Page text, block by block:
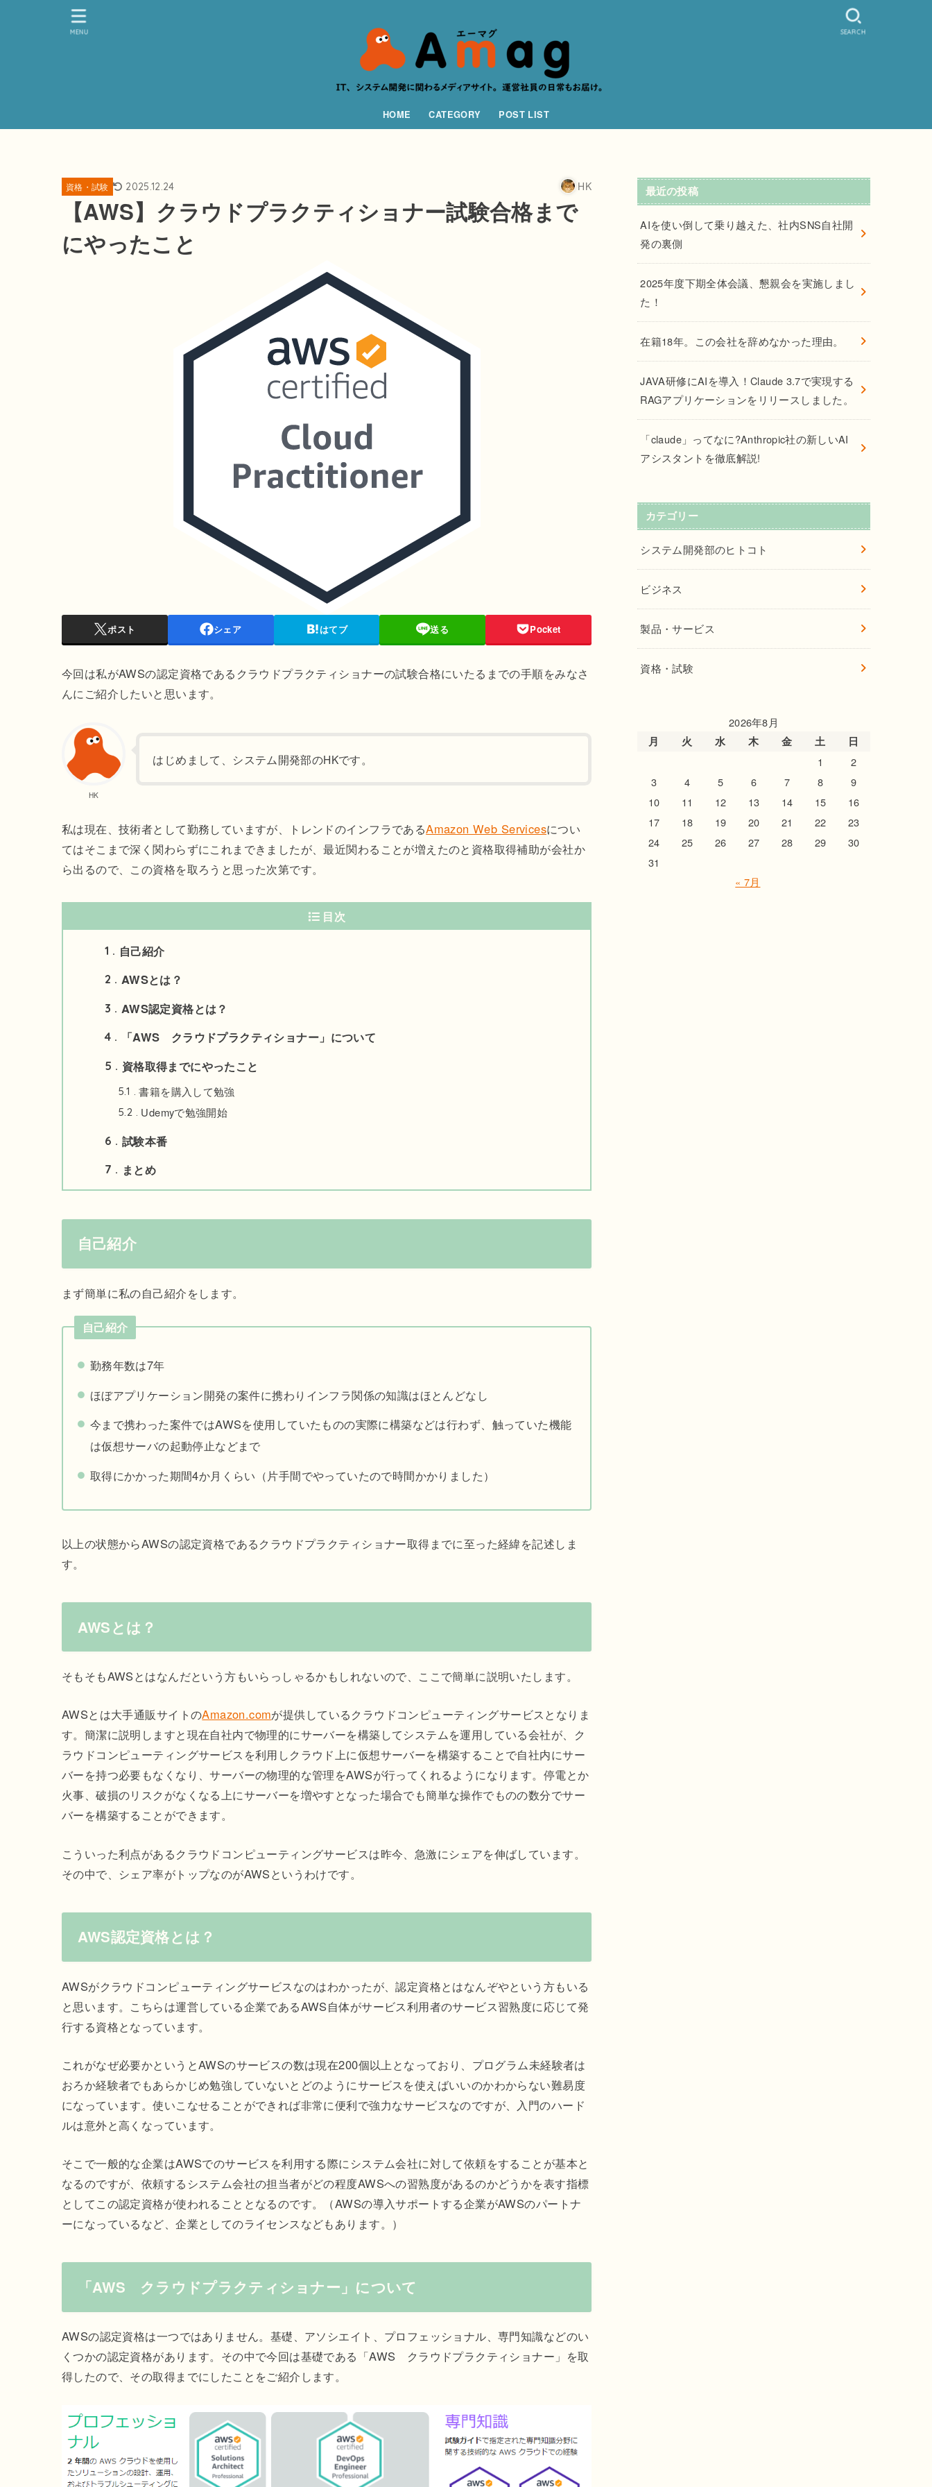
HOME CATEGORY POST LIST
SEARCH
MENU
資格・試験 2025.12.24 HK
【AWS】クラウドプラクティショナー試験合格まで
にやったこと
ポスト シェア はてブ 送る Pocket
今回は私がAWSの認定資格であるクラウドプラクティショナーの試験合格にいたるまでの手順をみなさ
んにご紹介したいと思います。
HK
はじめまして、システム開発部のHKです。
私は現在、技術者として勤務していますが、トレンドのインフラであるAmazon Web Servicesについ
てはそこまで深く関わらずにこれまできましたが、最近関わることが増えたのと資格取得補助が会社か
ら出るので、この資格を取ろうと思った次第です。
目次
1 自己紹介
2 AWSとは？
3 AWS認定資格とは？
4 「AWS クラウドプラクティショナー」について
5 資格取得までにやったこと
5.1 書籍を購入して勉強
5.2 Udemyで勉強開始
6 試験本番
7 まとめ
自己紹介
まず簡単に私の自己紹介をします。
自己紹介
勤務年数は7年
ほぼアプリケーション開発の案件に携わりインフラ関係の知識はほとんどなし
今まで携わった案件ではAWSを使用していたものの実際に構築などは行わず、触っていた機能
は仮想サーバの起動停止などまで
取得にかかった期間4か月くらい（片手間でやっていたので時間かかりました）
以上の状態からAWSの認定資格であるクラウドプラクティショナー取得までに至った経緯を記述しま
す。
AWSとは？
そもそもAWSとはなんだという方もいらっしゃるかもしれないので、ここで簡単に説明いたします。
AWSとは大手通販サイトのAmazon.comが提供しているクラウドコンピューティングサービスとなりま
す。簡潔に説明しますと現在自社内で物理的にサーバーを構築してシステムを運用している会社が、ク
ラウドコンピューティングサービスを利用しクラウド上に仮想サーバーを構築することで自社内にサー
バーを持つ必要もなくなり、サーバーの物理的な管理をAWSが行ってくれるようになります。停電とか
火事、破損のリスクがなくなる上にサーバーを増やすとなった場合でも簡単な操作でものの数分でサー
バーを構築することができます。
こういった利点があるクラウドコンピューティングサービスは昨今、急激にシェアを伸ばしています。
その中で、シェア率がトップなのがAWSというわけです。
AWS認定資格とは？
AWSがクラウドコンピューティングサービスなのはわかったが、認定資格とはなんぞやという方もいる
と思います。こちらは運営している企業であるAWS自体がサービス利用者のサービス習熟度に応じて発
行する資格となっています。
これがなぜ必要かというとAWSのサービスの数は現在200個以上となっており、プログラム未経験者は
おろか経験者でもあらかじめ勉強していないとどのようにサービスを使えばいいのかわからない難易度
になっています。使いこなせることができれば非常に便利で強力なサービスなのですが、入門のハード
ルは意外と高くなっています。
そこで一般的な企業はAWSでのサービスを利用する際にシステム会社に対して依頼をすることが基本と
なるのですが、依頼するシステム会社の担当者がどの程度AWSへの習熟度があるのかどうかを表す指標
としてこの認定資格が使われることとなるのです。（AWSの導入サポートする企業がAWSのパートナ
ーになっているなど、企業としてのライセンスなどもあります。）
「AWS クラウドプラクティショナー」について
AWSの認定資格は一つではありません。基礎、アソシエイト、プロフェッショナル、専門知識などのい
くつかの認定資格があります。その中で今回は基礎である「AWS クラウドプラクティショナー」を取
得したので、その取得までにしたことをご紹介します。
最近の投稿
AIを使い倒して乗り越えた、社内SNS自社開
発の裏側
2025年度下期全体会議、懇親会を実施しまし
た！
在籍18年。この会社を辞めなかった理由。
JAVA研修にAIを導入！Claude 3.7で実現する
RAGアプリケーションをリリースしました。
「claude」ってなに?Anthropic社の新しいAI
アシスタントを徹底解説!
カテゴリー
システム開発部のヒトコト
ビジネス
製品・サービス
資格・試験
2026年8月
月 火 水 木 金 土 日
1
2
3
4 5 6 7 8
9
10
11 12 13 14 15
16
17
18 19 20 21 22
23
24
25 26 27 28 29
30
31
« 7月